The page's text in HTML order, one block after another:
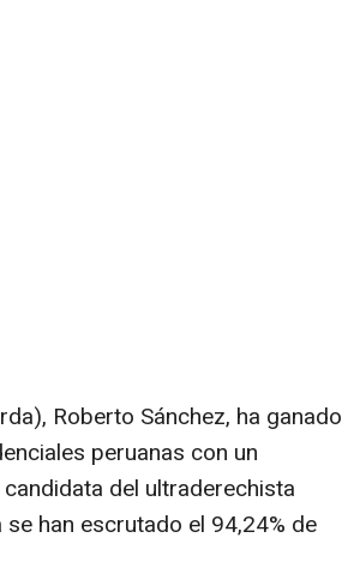
Roberto Sánchez, ha ganado
peruanas con un
del ultraderechista
han escrutado el 94,24% de